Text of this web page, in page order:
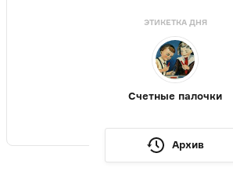
ЭТИКЕТКА ДНЯ
Счетные палочки
Архив